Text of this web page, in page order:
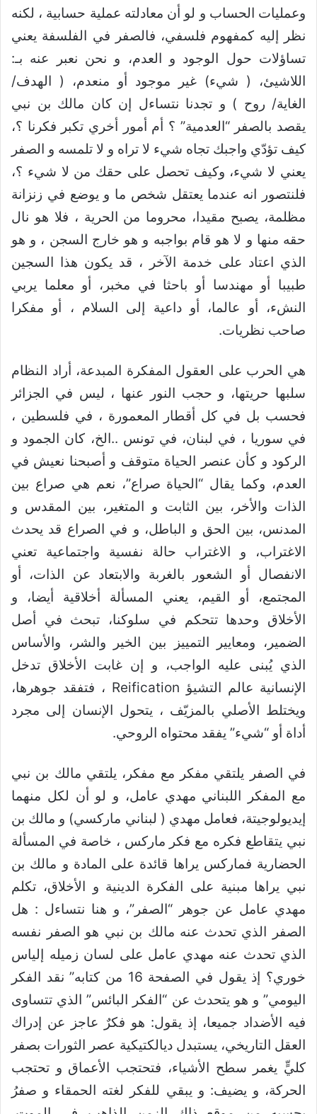
وعمليات الحساب و لو أن معادلته عملية حسابية ، لكنه
نظر إليه كمفهوم فلسفي، فالصفر في الفلسفة يعني
تساؤلات حول الوجود و العدم، و نحن نعبر عنه بـ:
اللاشيئ، ( شيء) غير موجود أو منعدم، ( الهدف/
الغاية/ روح ) و تجدنا نتساءل إن كان مالك بن نبي
يقصد بالصفر “العدمية” ؟ أم أمور أخري تكبر فكرنا ؟،
كيف تؤدّي واجبك تجاه شيء لا تراه و لا تلمسه و الصفر
يعني لا شيء، وكيف تحصل على حقك من لا شيء ؟،
فلنتصور انه عندما يعتقل شخص ما و يوضع في زنزانة
مظلمة، يصبح مقيدا، محروما من الحرية ، فلا هو نال
حقه منها و لا هو قام بواجبه و هو خارج السجن ، و هو
الذي اعتاد على خدمة الآخر ، قد يكون هذا السجين
طبيبا أو مهندسا أو باحثا في مخبر، أو معلما يربي
النشء، أو عالما، أو داعية إلى السلام ، أو مفكرا
صاحب نظريات.
هي الحرب على العقول المفكرة المبدعة، أراد النظام
سلبها حريتها، و حجب النور عنها ، ليس في الجزائر
فحسب بل في كل أقطار المعمورة ، في فلسطين ،
في سوريا ، في لبنان، في تونس ..الخ، كان الجمود و
الركود و كأن عنصر الحياة متوقف و أصبحنا نعيش في
العدم، وكما يقال “الحياة صراع”، نعم هي صراع بين
الذات والأخر، بين الثابت و المتغير، بين المقدس و
المدنس، بين الحق و الباطل، و في الصراع قد يحدث
الاغتراب، و الاغتراب حالة نفسية واجتماعية تعني
الانفصال أو الشعور بالغربة والابتعاد عن الذات، أو
المجتمع، أو القيم، يعني المسألة أخلاقية أيضا، و
الأخلاق وحدها تتحكم في سلوكنا، تبحث في أصل
الضمير، ومعايير التمييز بين الخير والشر، والأساس
الذي يُبنى عليه الواجب، و إن غابت الأخلاق تدخل
الإنسانية عالم التشيؤ Reification ، فتفقد جوهرها،
ويختلط الأصلي بالمزيّف ، يتحول الإنسان إلى مجرد
أداة أو “شيء” يفقد محتواه الروحي.
في الصفر يلتقي مفكر مع مفكر، يلتقي مالك بن نبي
مع المفكر اللبناني مهدي عامل، و لو أن لكل منهما
إيديولوجيتة، فعامل مهدي ( لبناني ماركسي) و مالك بن
نبي يتقاطع فكره مع فكر ماركس ، خاصة في المسألة
الحضارية فماركس يراها قائدة على المادة و مالك بن
نبي يراها مبنية على الفكرة الدينية و الأخلاق، تكلم
مهدي عامل عن جوهر “الصفر”، و هنا نتساءل : هل
الصفر الذي تحدث عنه مالك بن نبي هو الصفر نفسه
الذي تحدث عنه مهدي عامل على لسان زميله إلياس
خوري؟ إذ يقول في الصفحة 16 من كتابه” نقد الفكر
اليومي” و هو يتحدث عن “الفكر البائس” الذي تتساوى
فيه الأضداد جميعا، إذ يقول: هو فكرٌ عاجز عن إدراك
العقل التاريخي، يستبدل ديالكتيكية عصر الثورات بصفر
كليٍّ يغمر سطح الأشياء، فتحتجب الأعماق و تحتجب
الحركة، و يضيف: و يبقي للفكر لغته الحمقاء و صفرُ